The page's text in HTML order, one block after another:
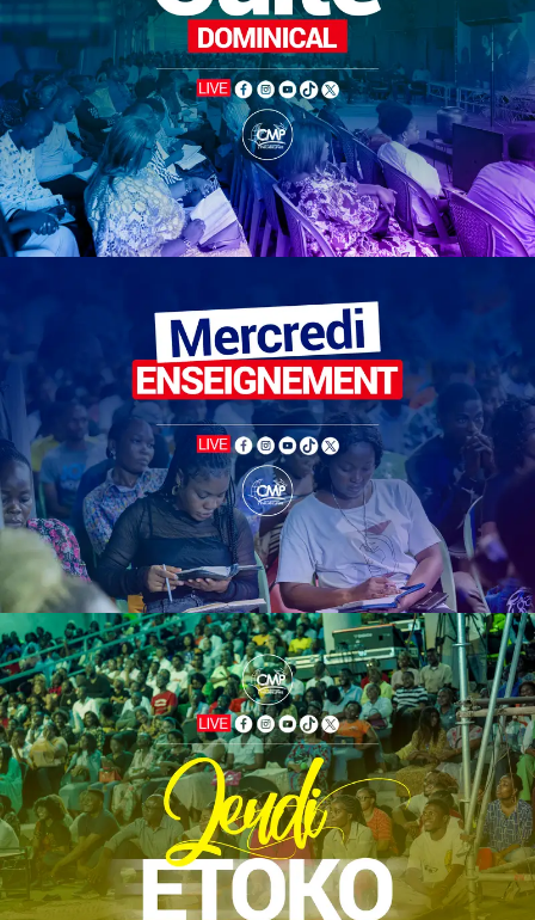
| Dimanche
Culte d'enseignement
CMP| Mercredi